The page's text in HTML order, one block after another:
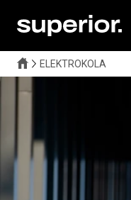
ELEKTROKOLA